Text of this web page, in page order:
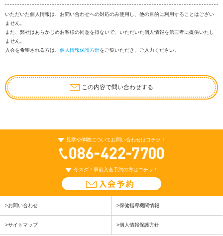
いただいた個人情報は、お問い合わせへの対応のみ使用し、他の目的に利用することはござい
ません。
また、弊社はあらかじめお客様の同意を得ないで、いただいた個人情報を第三者に提供いたし
ません。
入会を希望される方は、 個人情報保護方針をご覧いただき、ご入力ください。
この内容で問い合わせする
見学や体験についてお問い合わせはコチラ！
今スグ！事前入会予約の方はコチラ！
>お問い合わせ >保健指導機関情報
>サイトマップ >個人情報保護方針